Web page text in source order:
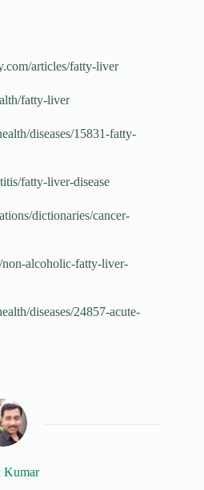
articles/fatty-liver
fatty-liver
diseases/15831-fatty-
fatty-liver-disease
dictionaries/cancer-
alcoholic-fatty-liver-
diseases/24857-acute-
Kumar